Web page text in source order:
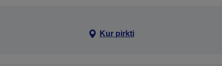
Kur pirkti